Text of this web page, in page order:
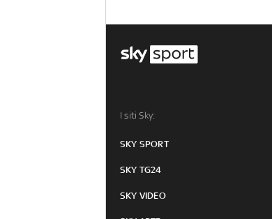
I siti Sky:
SKY SPORT
SKY TG24
SKY VIDEO